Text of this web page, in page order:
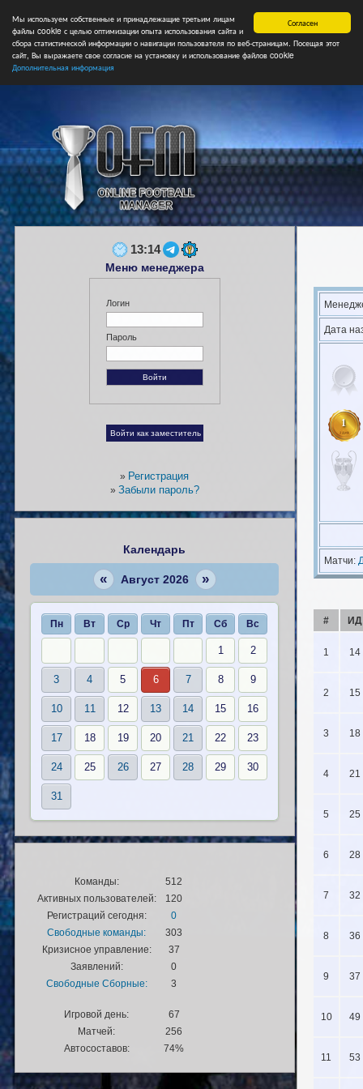
Согласен
Мы используем собственные и принадлежащие третьим лицам
файлы cookie с целью оптимизации опыта использования сайта и
сбора статистической информации о навигации пользователя по веб-страницам. Посещая этот
сайт, Вы выражаете свое согласие на установку и использование файлов cookie
Дополнительная информация
Главная Форум Турниры Сборные НФ Свободные
Дата
1
Матчи:
# ИД
1 14
2 15
3 18
4 21
5 25
6 28
7 32
8 36
9 37
10 49
11 53
13:14
Меню менеджера
Логин
Пароль
» Регистрация
» Забыли пароль?
Календарь
« Август 2026 »
Пн Вт Ср Чт Пт Сб Вс
1 2
3 4 5 6 7 8 9
10 11 12 13 14 15 16
17 18 19 20 21 22 23
24 25 26 27 28 29 30
31
Команды:
512
Активных пользователей:
120
Регистраций сегодня:
0
Свободные команды:
303
Кризисное управление:
37
Заявлений:
0
Свободные Сборные:
3
Игровой день:
67
Матчей:
256
Автосоставов:
74%